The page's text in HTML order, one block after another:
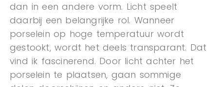
dan in een andere vorm. Licht speelt
daarbij een belangrijke rol. Wanneer
porselein op hoge temperatuur wordt
gestookt, wordt het deels transparant. Dat
vind ik fascinerend. Door licht achter het
porselein te plaatsen, gaan sommige